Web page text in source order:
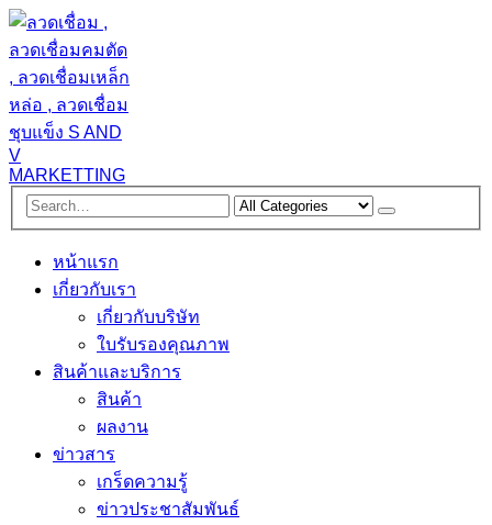
หน้าแรก
เกี่ยวกับเรา
เกี่ยวกับบริษัท
ใบรับรองคุณภาพ
สินค้าและบริการ
สินค้า
ผลงาน
ข่าวสาร
เกร็ดความรู้
ข่าวประชาสัมพันธ์